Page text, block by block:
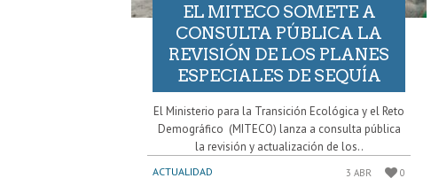
EL MITECO SOMETE A
CONSULTA PÚBLICA LA
REVISIÓN DE LOS PLANES
ESPECIALES DE SEQUÍA
El Ministerio para la Transición Ecológica y el Reto
Demográfico (MITECO) lanza a consulta pública
la revisión y actualización de los..
ACTUALIDAD 3 ABR 0